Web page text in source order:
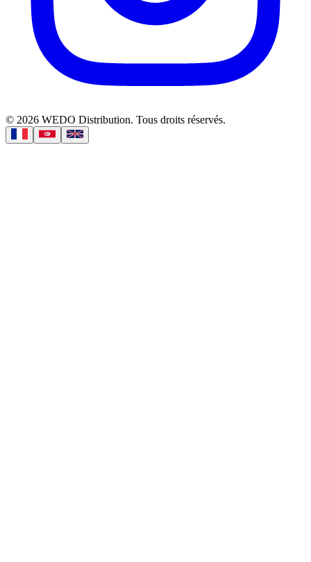
© 2026 WEDO Distribution. Tous droits réservés.